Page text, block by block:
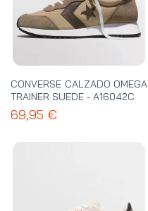
CONVERSE CALZADO OMEGA
TRAINER SUEDE - A16042C
69,95 €